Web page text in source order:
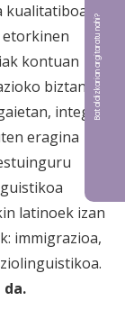
kualitatiboa
etorkinen
kontuan
biztanleen
integrazio
eragina
latinoek izan
immigrazioa,
da.
Bat aldizkarian argitaratu nahi?